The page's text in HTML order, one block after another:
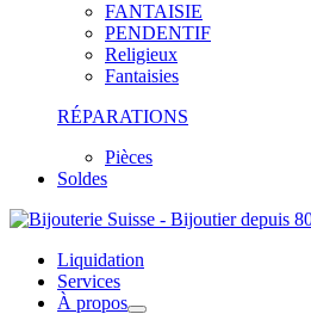
FANTAISIE
PENDENTIF
Religieux
Fantaisies
RÉPARATIONS
Pièces
Soldes
Liquidation
Services
À propos